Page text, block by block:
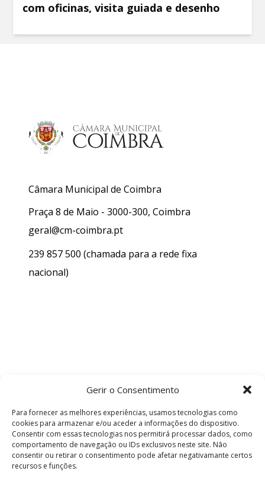
Gerir o Consentimento
Para fornecer as melhores experiências, usamos tecnologias como
cookies para armazenar e/ou aceder a informações do dispositivo.
Consentir com essas tecnologias nos permitirá processar dados, como
comportamento de navegação ou IDs exclusivos neste site. Não
consentir ou retirar o consentimento pode afetar negativamante certos
recursos e funções.
com oficinas, visita guiada e desenho
Câmara Municipal de Coimbra
Praça 8 de Maio - 3000-300, Coimbra
geral@cm-coimbra.pt
239 857 500 (chamada para a rede fixa
nacional)